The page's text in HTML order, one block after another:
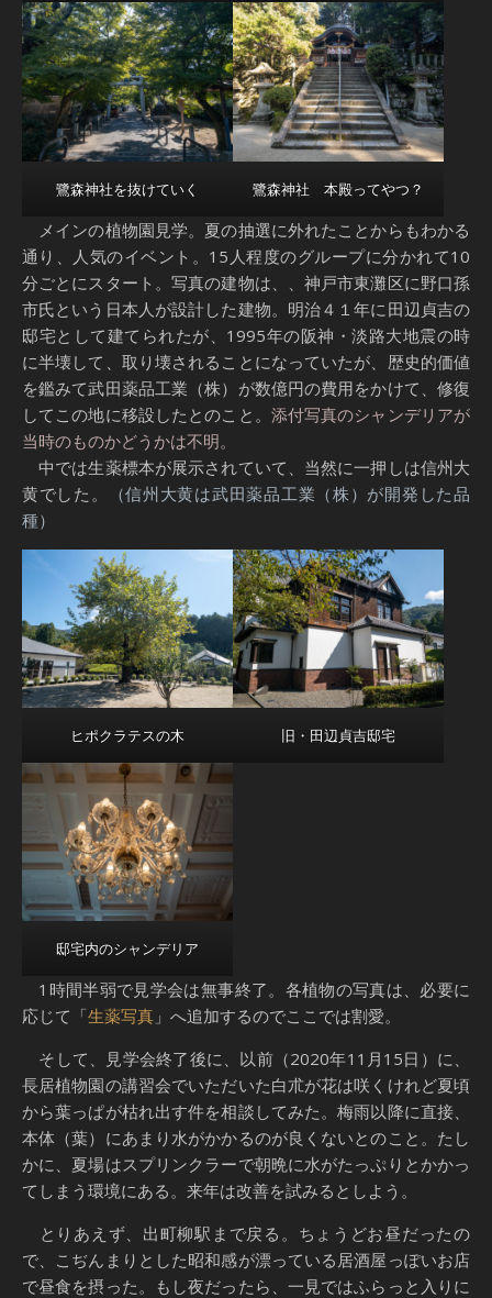
鷺森神社を抜けていく 鷺森神社 本殿ってやつ？
メインの植物園見学。夏の抽選に外れたことからもわかる
通り、人気のイベント。15人程度のグループに分かれて10
分ごとにスタート。写真の建物は、、神戸市東灘区に野口孫
市氏という日本人が設計した建物。明治４１年に田辺貞吉の
邸宅として建てられたが、1995年の阪神・淡路大地震の時
に半壊して、取り壊されることになっていたが、歴史的価値
を鑑みて武田薬品工業（株）が数億円の費用をかけて、修復
してこの地に移設したとのこと。 添付写真のシャンデリアが
当時のものかどうかは不明。
中では生薬標本が展示されていて、当然に一押しは信州大
黄でした。
（信州大黄は武田薬品工業（株）が開発した品
種）
ヒポクラテスの木 旧・田辺貞吉邸宅
邸宅内のシャンデリア
1時間半弱で見学会は無事終了。各植物の写真は、必要に
応じて「生薬写真 」へ追加するのでここでは割愛。
そして、見学会終了後に、以前（2020年11月15日）に、
長居植物園の講習会でいただいた白朮が花は咲くけれど夏頃
から葉っぱが枯れ出す件を相談してみた。梅雨以降に直接、
本体（葉）にあまり水がかかるのが良くないとのこと。たし
かに、夏場はスプリンクラーで朝晩に水がたっぷりとかかっ
てしまう環境にある。来年は改善を試みるとしよう。
とりあえず、出町柳駅まで戻る。ちょうどお昼だったの
で、こぢんまりとした昭和感が漂っている居酒屋っぽいお店
で昼食を摂った。もし夜だったら、一見ではふらっと入りに